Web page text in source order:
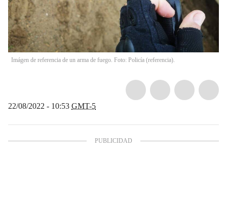
Imágen de referencia de un arma de fuego. Foto: Policía (referencia).
22/08/2022 - 10:53 GMT-5